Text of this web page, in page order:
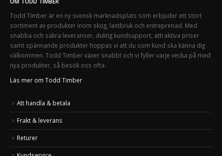
Todd Timber är en ny svensk marknadsplats som erbjuder ett stort
sortiment av produkter inom skog, lantbruk och entreprenad. Med
snabba och säkra leveranser, duktig kundsupport, attraktiva priser
samt spännande produkter hoppas vi att du som kund ska känna dig
välkommen. Todd Timber växer snabbt och vi fyller varje vecka på med
nya produkter, så besök oss ofta.
Läs mer om Todd Timber
Att handla & betala
Frakt & leverans
Returer